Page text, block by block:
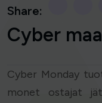
Share:
Cyber
Cyber Monday
monet ostajat